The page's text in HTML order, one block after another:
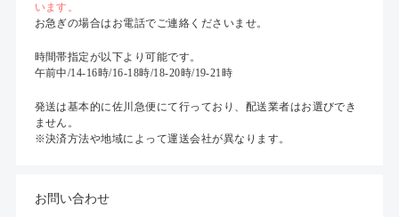
います。
お急ぎの場合はお電話でご連絡くださいませ。
時間帯指定が以下より可能です。
午前中/14-16時/16-18時/18-20時/19-21時
発送は基本的に佐川急便にて行っており、配送業者はお選びでき
ません。
※決済方法や地域によって運送会社が異なります。
お問い合わせ